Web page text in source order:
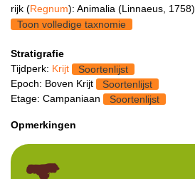
rijk (Regnum): Animalia (Linnaeus, 1758)
Toon volledige taxnomie
Stratigrafie
Tijdperk: Krijt
Soortenlijst
Epoch: Boven Krijt
Soortenlijst
Etage: Campaniaan
Soortenlijst
Opmerkingen